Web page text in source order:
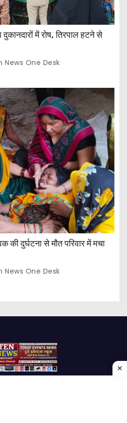
दुकानदारों में रोष, तिरपाल हटने से
News One Desk
दुर्घटना से मौत परिवार में मचा
News One Desk